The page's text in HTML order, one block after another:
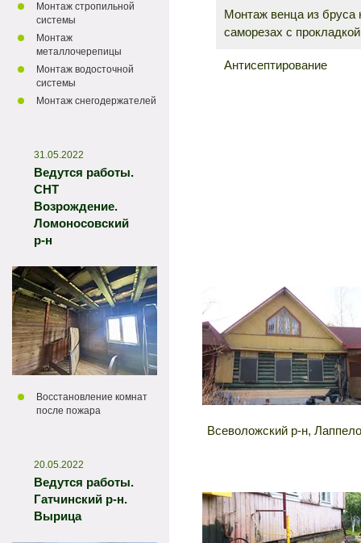
Монтаж стропильной
системы
Монтаж
металлочерепицы
Монтаж водосточной
системы
Монтаж снегодержателей
31.05.2022
Ведутся работы.
СНТ
Возрождение.
Ломоносовский
р-н
Восстановление комнат
после пожара
20.05.2022
Ведутся работы.
Гатчинский р-н.
Вырица
Монтаж венца из бруса
саморезах с
Антисептирование
Всеволожский р-н,